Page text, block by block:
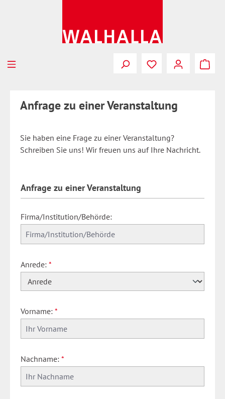
Anfrage zu einer Veranstaltung
Sie haben eine Frage zu einer Veranstaltung?
Schreiben Sie uns! Wir freuen uns auf Ihre Nachricht.
Anfrage zu einer Veranstaltung
Firma/Institution/Behörde:
Anrede: *
Vorname: *
Nachname: *